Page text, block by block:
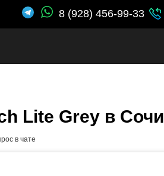
8 (928) 456-99-33
Lite Grey в Сочи
в чате